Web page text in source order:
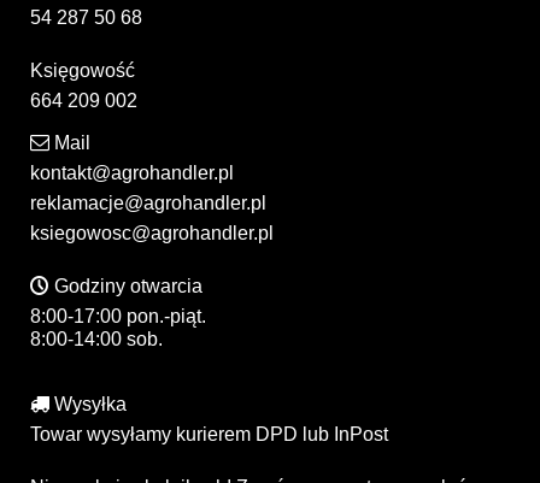
54 287 50 68
Księgowość
664 209 002
Mail
kontakt@agrohandler.pl
reklamacje@agrohandler.pl
ksiegowosc@agrohandler.pl
Godziny otwarcia
8:00-17:00 pon.-piąt.
8:00-14:00 sob.
Wysyłka
Towar wysyłamy kurierem DPD lub InPost